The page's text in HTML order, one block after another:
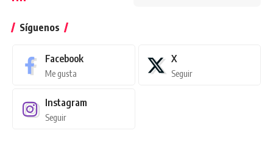
Síguenos
Facebook
Me gusta
X
Seguir
Instagram
Seguir